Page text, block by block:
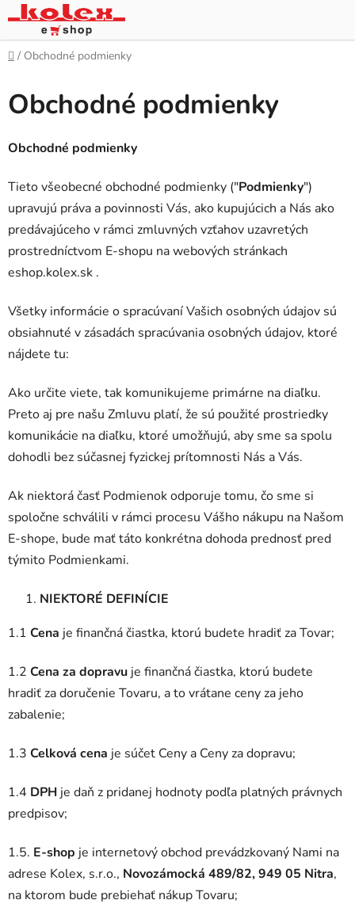
Prejsť
na
obsah
Domov
/ Obchodné podmienky
Obchodné podmienky
Obchodné podmienky
Tieto všeobecné obchodné podmienky ("Podmienky")
upravujú práva a povinnosti Vás, ako kupujúcich a Nás ako
predávajúceho v rámci zmluvných vzťahov uzavretých
prostredníctvom E-shopu na webových stránkach
eshop.kolex.sk .
Všetky informácie o spracúvaní Vašich osobných údajov sú
obsiahnuté v zásadách spracúvania osobných údajov, ktoré
nájdete tu:
Ako určite viete, tak komunikujeme primárne na diaľku.
Preto aj pre našu Zmluvu platí, že sú použité prostriedky
komunikácie na diaľku, ktoré umožňujú, aby sme sa spolu
dohodli bez súčasnej fyzickej prítomnosti Nás a Vás.
Ak niektorá časť Podmienok odporuje tomu, čo sme si
spoločne schválili v rámci procesu Vášho nákupu na Našom
E-shope, bude mať táto konkrétna dohoda prednosť pred
týmito Podmienkami.
NIEKTORÉ DEFINÍCIE
1.1 Cena je finančná čiastka, ktorú budete hradiť za Tovar;
1.2 Cena za dopravu je finančná čiastka, ktorú budete
hradiť za doručenie Tovaru, a to vrátane ceny za jeho
zabalenie;
1.3 Celková cena je súčet Ceny a Ceny za dopravu;
1.4 DPH je daň z pridanej hodnoty podľa platných právnych
predpisov;
1.5. E-shop je internetový obchod prevádzkovaný Nami na
adrese Kolex, s.r.o., Novozámocká 489/82, 949 05 Nitra,
na ktorom bude prebiehať nákup Tovaru;